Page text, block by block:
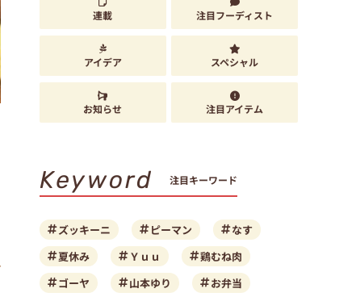
連載 注目フーディスト
アイデア スペシャル
お知らせ 注目アイテム
Keyword 注目キーワード
ズッキーニ ピーマン
なす
夏休み
Ｙｕｕ
鶏むね肉
ゴーヤ
山本ゆり
お弁当